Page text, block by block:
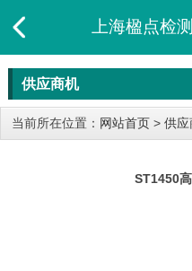
上海楹点检
供应商机
当前所在位置： 网站首页 > 供应
ST1450